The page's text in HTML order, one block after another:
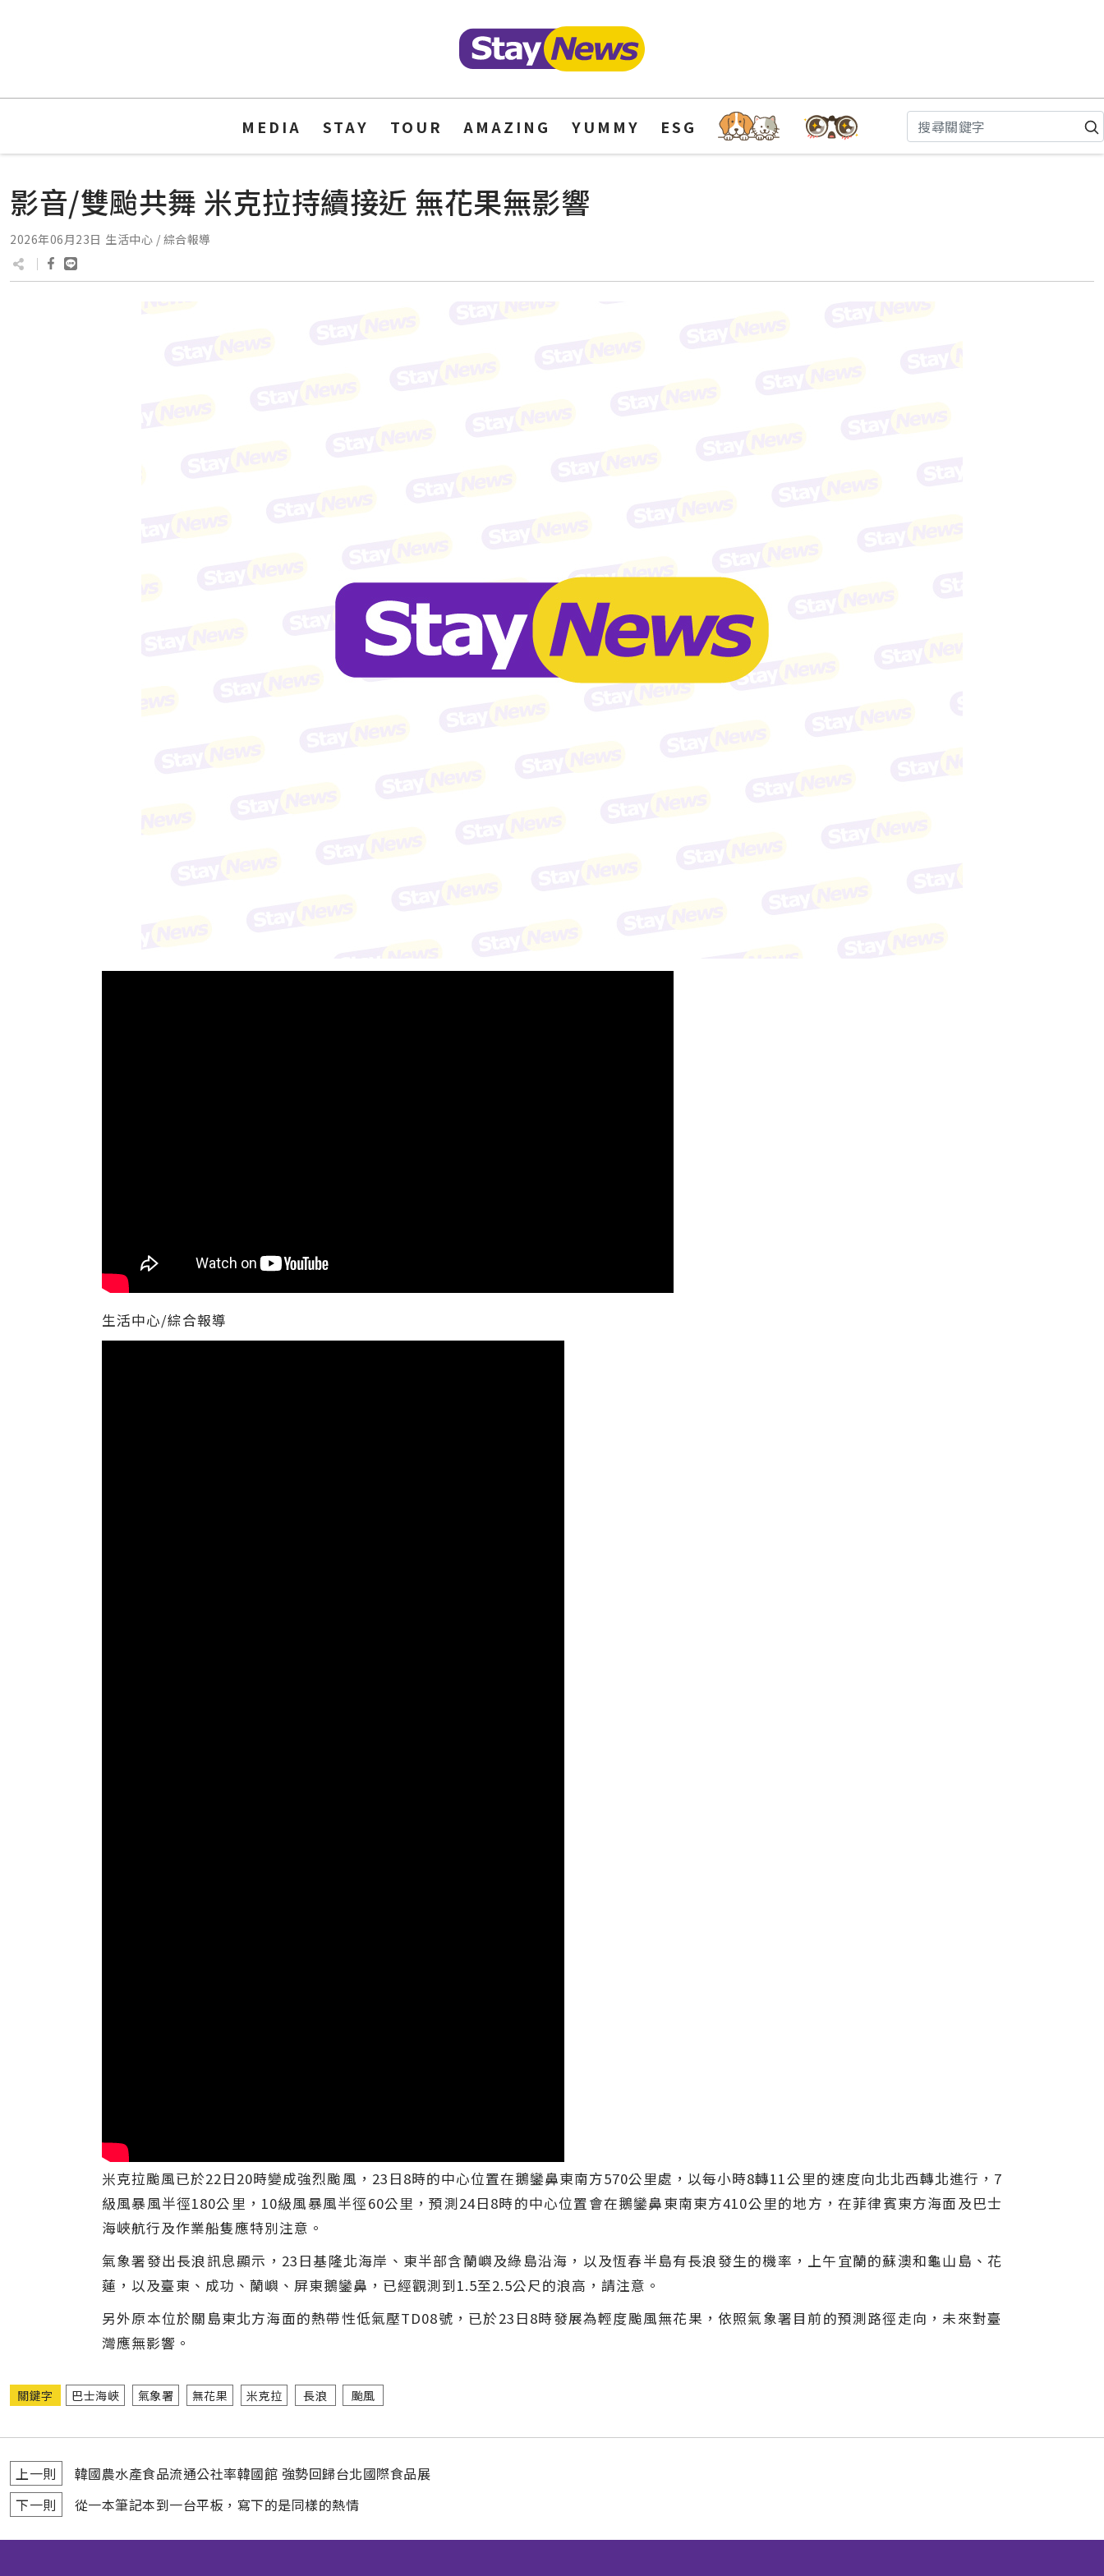
MEDIA STAY TOUR AMAZING YUMMY ESG
影音/雙颱共舞 米克拉持續接近 無花果無影響
2026年06月23日 生活中心 / 綜合報導
生活中心/綜合報導
米克拉颱風已於22日20時變成強烈颱風，23日8時的中心位置在鵝鑾鼻東南方570公里處，以每小時8轉11公里的速度向北北西轉北進行，7
級風暴風半徑180公里，10級風暴風半徑60公里，預測24日8時的中心位置會在鵝鑾鼻東南東方410公里的地方，在菲律賓東方海面及巴士
海峽航行及作業船隻應特別注意。
氣象署發出長浪訊息顯示，23日基隆北海岸、東半部含蘭嶼及綠島沿海，以及恆春半島有長浪發生的機率，上午宜蘭的蘇澳和龜山島、花
蓮，以及臺東、成功、蘭嶼、屏東鵝鑾鼻，已經觀測到1.5至2.5公尺的浪高，請注意。
另外原本位於關島東北方海面的熱帶性低氣壓TD08號，已於23日8時發展為輕度颱風無花果，依照氣象署目前的預測路徑走向，未來對臺
灣應無影響。
關鍵字 巴士海峽 氣象署 無花果 米克拉 長浪 颱風
上一則
韓國農水產食品流通公社率韓國館 強勢回歸台北國際食品展
下一則
從一本筆記本到一台平板，寫下的是同樣的熱情